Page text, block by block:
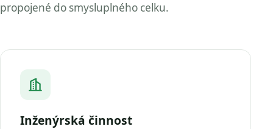
propojené do smysluplného celku.
Inženýrská činnost